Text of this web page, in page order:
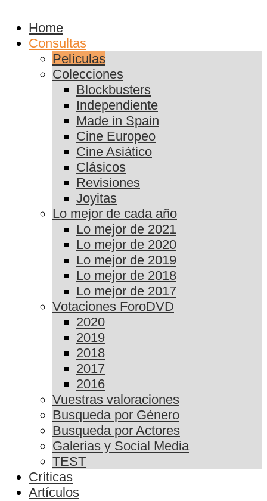
Home
Consultas
Películas
Colecciones
Blockbusters
Independiente
Made in Spain
Cine Europeo
Cine Asiático
Clásicos
Revisiones
Joyitas
Lo mejor de cada año
Lo mejor de 2021
Lo mejor de 2020
Lo mejor de 2019
Lo mejor de 2018
Lo mejor de 2017
Votaciones ForoDVD
2020
2019
2018
2017
2016
Vuestras valoraciones
Busqueda por Género
Busqueda por Actores
Galerias y Social Media
TEST
Críticas
Artículos